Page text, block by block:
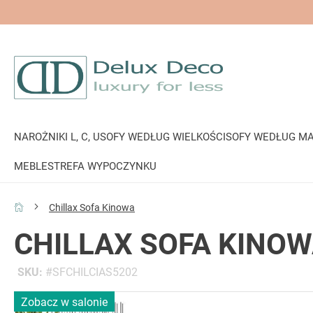
NAROŻNIKI L, C, USOFY WEDŁUG WIELKOŚCISOFY WEDŁUG
MEBLESTREFA WYPOCZYNKU
Chillax Sofa Kinowa
CHILLAX SOFA
SKU
SFCHILCIAS5202
Przejdź
Zobacz w salonie